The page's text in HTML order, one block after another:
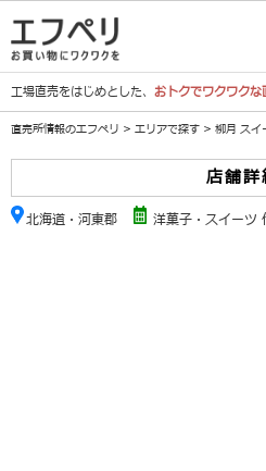
工場直売をはじめとした、 おトクでワクワクな
直売所情報のエフペリ > エリアで探す > 柳月 スイ
店舗詳
北海道・河東郡 洋菓子・スイーツ